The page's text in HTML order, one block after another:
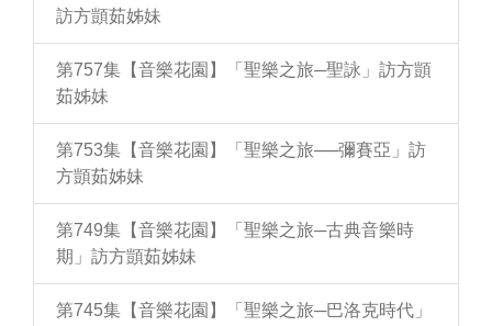
訪方顗茹姊妹
第757集【音樂花園】「聖樂之旅─聖詠」訪方顗
茹姊妹
第753集【音樂花園】「聖樂之旅──彌賽亞」訪
方顗茹姊妹
第749集【音樂花園】「聖樂之旅─古典音樂時
期」訪方顗茹姊妹
第745集【音樂花園】「聖樂之旅─巴洛克時代」